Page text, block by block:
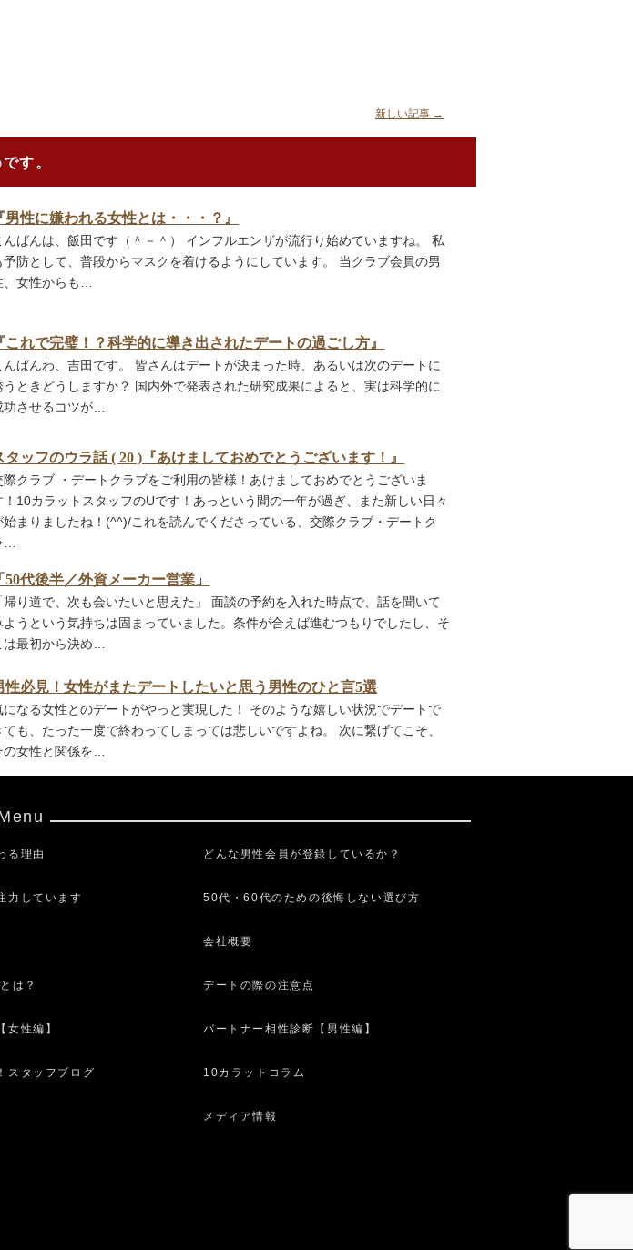
新しい記事 →
す。
男性に嫌われる女性とは・・・？』
んばんは、飯田です（＾－＾） インフルエンザが流行り始めていますね。 私
予防として、普段からマスクを着けるようにしています。 当クラブ会員の男
、女性からも…
これで完璧！？科学的に導き出されたデートの過ごし方』
んばんわ、吉田です。 皆さんはデートが決まった時、あるいは次のデートに
うときどうしますか？ 国内外で発表された研究成果によると、実は科学的に
功させるコツが…
タッフのウラ話 ( 20 )『あけましておめでとうございます！』
際クラブ ・デートクラブをご利用の皆様！あけましておめでとうございま
！10カラットスタッフのUです！あっという間の一年が過ぎ、また新しい日々
始まりましたね！(^^)/これを読んでくださっている、交際クラブ・デートク
…
50代後半／外資メーカー営業」
帰り道で、次も会いたいと思えた」 面談の予約を入れた時点で、話を聞いて
ようという気持ちは固まっていました。条件が合えば進むつもりでしたし、そ
は最初から決め…
性必見！女性がまたデートしたいと思う男性のひと言5選
になる女性とのデートがやっと実現した！ そのような嬉しい状況でデートで
ても、たった一度で終わってしまっては悲しいですよね。 次に繋げてこそ、
の女性と関係を…
る理由 どんな男性会員が登録しているか？
力しています 50代・60代のための後悔しない選び方
会社概要
は？ デートの際の注意点
女性編】 パートナー相性診断【男性編】
スタッフブログ 10カラットコラム
メディア情報